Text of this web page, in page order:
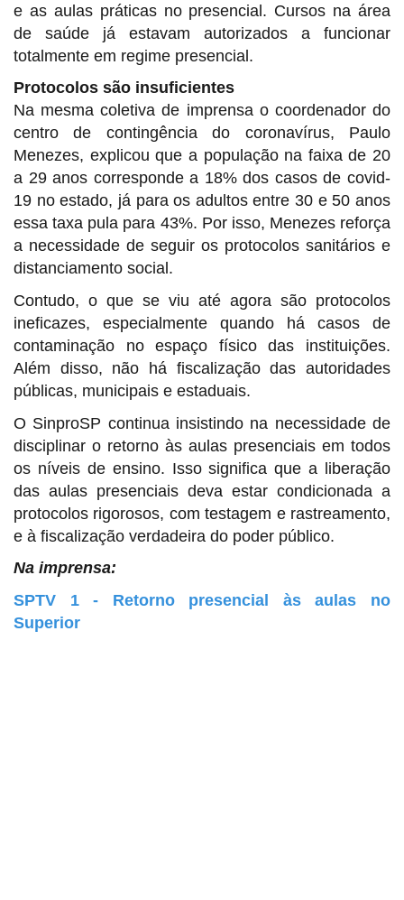
e as aulas práticas no presencial. Cursos na área
de saúde já estavam autorizados a funcionar
totalmente em regime presencial.
Protocolos são insuficientes
Na mesma coletiva de imprensa o coordenador do
centro de contingência do coronavírus, Paulo
Menezes, explicou que a população na faixa de 20
a 29 anos corresponde a 18% dos casos de covid-
19 no estado, já para os adultos entre 30 e 50 anos
essa taxa pula para 43%. Por isso, Menezes reforça
a necessidade de seguir os protocolos sanitários e
distanciamento social.
Contudo, o que se viu até agora são protocolos
ineficazes, especialmente quando há casos de
contaminação no espaço físico das instituições.
Além disso, não há fiscalização das autoridades
públicas, municipais e estaduais.
O SinproSP continua insistindo na necessidade de
disciplinar o retorno às aulas presenciais em todos
os níveis de ensino. Isso significa que a liberação
das aulas presenciais deva estar condicionada a
protocolos rigorosos, com testagem e rastreamento,
e à fiscalização verdadeira do poder público.
Na imprensa:
SPTV 1 - Retorno presencial às aulas no
Superior